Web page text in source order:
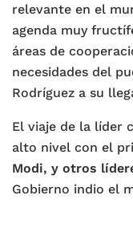
relevante en el
agenda muy
áreas de
necesidades del
Rodríguez a su
El viaje de la líder
alto nivel con el
Modi, y otros
Gobierno indio el